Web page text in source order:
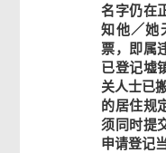
名字仍在
知他／她
票，即属
已登记墟
关人士已
的居住规
须同时提
申请登记